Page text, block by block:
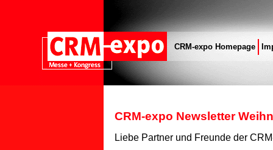
CRM-expo Homepage
CRM-expo Newsletter
Liebe Partner und Freunde der